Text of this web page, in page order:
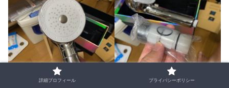
詳細プロフィール プライバシーポリシー